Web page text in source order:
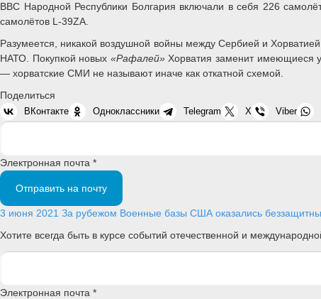
ВВС Народной Республики Болгария включали в себя 226
самолётов L-39ZA.
Разумеется, никакой воздушной войны между Сербией и
НАТО. Покупкой новых «Рафалей»Хорватия заменит имеющиеся у
— хорватские СМИ не называют иначе как откатной схемой.
Поделиться
ВКонтакте Одноклассники Telegram X Viber
Электронная почта *
Отправить на почту
3 июня 2021 За рубежом Военные базы США оказались
Хотите всегда быть в курсе событий отечественной и
Электронная почта *